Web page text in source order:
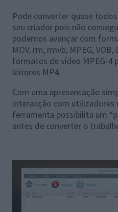
Pode converter quase
seu criador pois não
podemos avançar com
MOV, rm, rmvb, MPEG, VOB,
formatos de vídeo MPEG-4
leitores MP4.
Com uma apresentação
interacção com utilizadores
ferramenta possibilita um
antes de converter o